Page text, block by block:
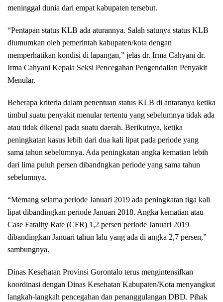
meninggal dunia dari empat kabupaten tersebut.
“Pentapan status KLB ada aturannya. Salah satunya status KLB
diumumkan oleh pemerintah kabupaten/kota dengan
memperhatikan kondisi di lapangan,” jelas dr. Irma Cahyani dr.
Irma Cahyani Kepala Seksi Pencegahan Pengendalian Penyakit
Menular.
Beberapa kriteria dalam penentuan status KLB di antaranya ketika
timbul suatu penyakit menular tertentu yang sebelumnya tidak ada
atau tidak dikenal pada suatu daerah. Berikutnya, ketika
peningkatan kasus lebih dari dua kali lipat pada periode yang
sama tahun sebelumnya. Ada peningkatan angka kematian lebih
dari lima puluh persen dibandngkan periode yang sama tahun
sebelumnya.
“Memang selama periode Januari 2019 ada peningkatan tiga kali
lipat dibandingkan periode Januari 2018. Angka kematian atau
Case Fatality Rate (CFR) 1,2 persen periode Januari 2019
dibandingkan Januari tahun lalu yang ada di angka 2,7 persen,”
sambungnya.
Dinas Kesehatan Provinsi Gorontalo terus mengintensifkan
koordinasi dengan Dinas Kesehatan Kabupaten/Kota menyangkut
langkah-langkah pencegahan dan penanggulangan DBD. Pihak